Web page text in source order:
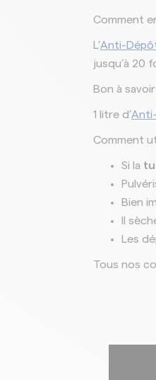
Comment
L’Anti-
jusqu’à 20
Bon à
1 litre d’
Comment
Si la
Bien
Il
Les
Tous nos